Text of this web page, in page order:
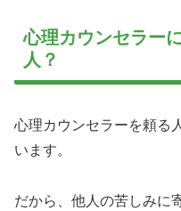
心理カウンセラー
人？
心理カウンセラーを頼る
います。
だから、他人の苦しみに